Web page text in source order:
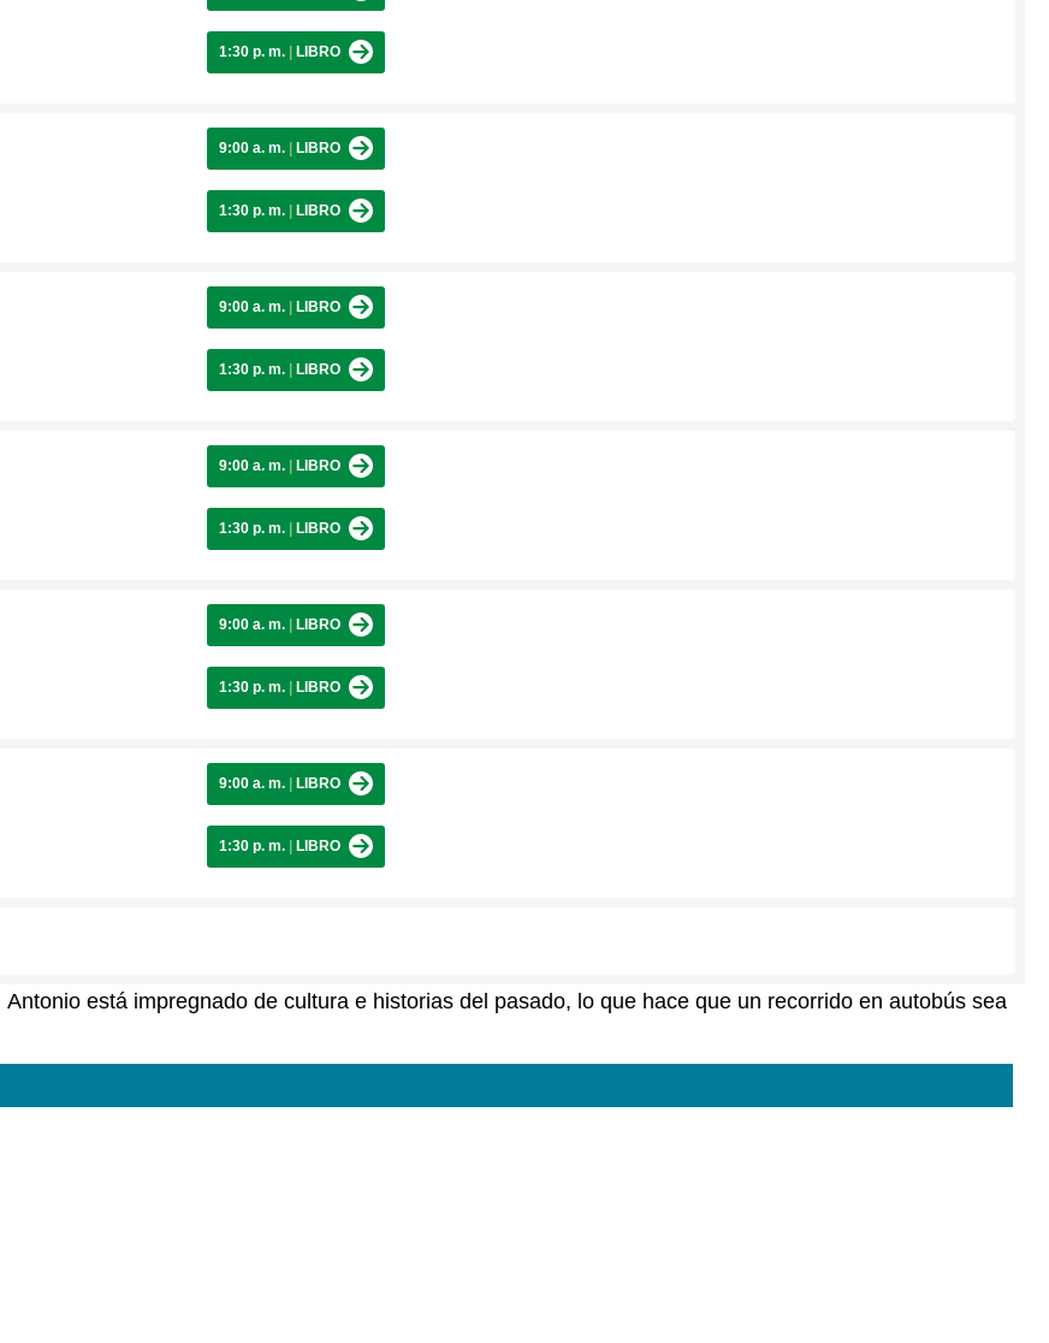
1:30 p. m. LIBRO
9:00 a. m. LIBRO
1:30 p. m. LIBRO
9:00 a. m. LIBRO
1:30 p. m. LIBRO
9:00 a. m. LIBRO
1:30 p. m. LIBRO
9:00 a. m. LIBRO
1:30 p. m. LIBRO
9:00 a. m. LIBRO
1:30 p. m. LIBRO
está impregnado de cultura e historias del pasado, lo que hace que un recorrido en autobús sea